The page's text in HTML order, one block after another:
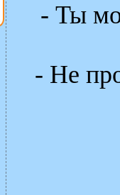
- Ты
- Не